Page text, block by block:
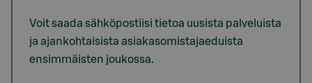
Voit saada sähköpostiisi tietoa uusista palveluista
ja ajankohtaisista asiakasomistajaeduista
ensimmäisten joukossa.